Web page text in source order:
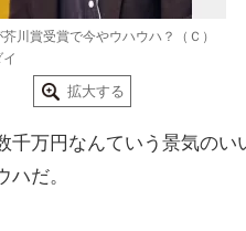
芥川賞受賞で今やウハウハ？（Ｃ）
拡大する
千万円なんていう景気の
ハだ。